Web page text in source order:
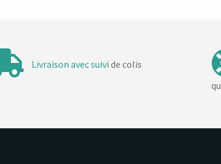
Livraison avec suivi de colis